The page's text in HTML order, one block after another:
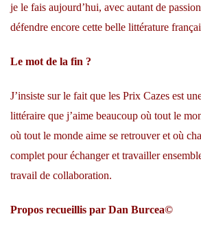
je le fais aujourd’hui, avec autant de
défendre encore cette belle littérature
Le mot de la fin ?
J’insiste sur le fait que les Prix Cazes est
littéraire que j’aime beaucoup où tout le
où tout le monde aime se retrouver et où
complet pour échanger et travailler
travail de collaboration.
Propos recueillis par Dan Burcea©